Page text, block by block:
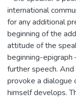
international
for any additional
beginning of the
attitude of the
beginning-
further speech.
provoke a dialogue
himself develops.